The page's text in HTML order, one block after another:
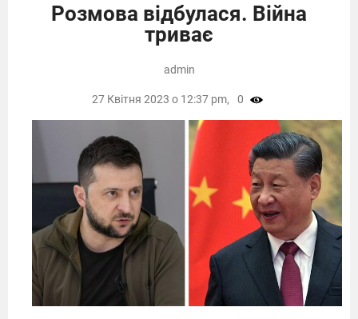
Розмова відбулася. Війна
триває
admin
27 Квітня 2023 о 12:37 pm, 0